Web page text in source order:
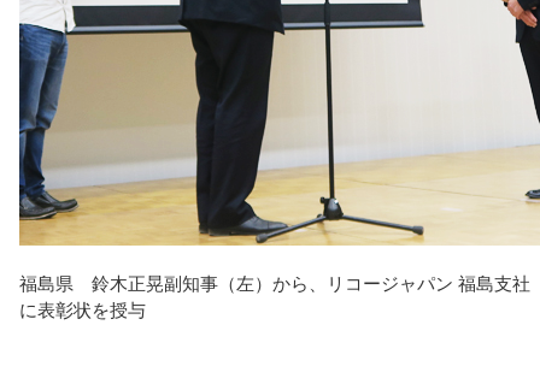
福島県 鈴木正晃副知事（左）から、リコージャパン 福島支
に表彰状を授与